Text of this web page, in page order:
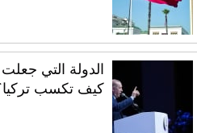
الدولة التي
كيف تكسب